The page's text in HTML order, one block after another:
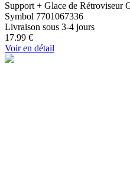
Support + Glace de
Symbol 7701067336
Livraison sous 3-4 jours
17.99 €
Voir en détail